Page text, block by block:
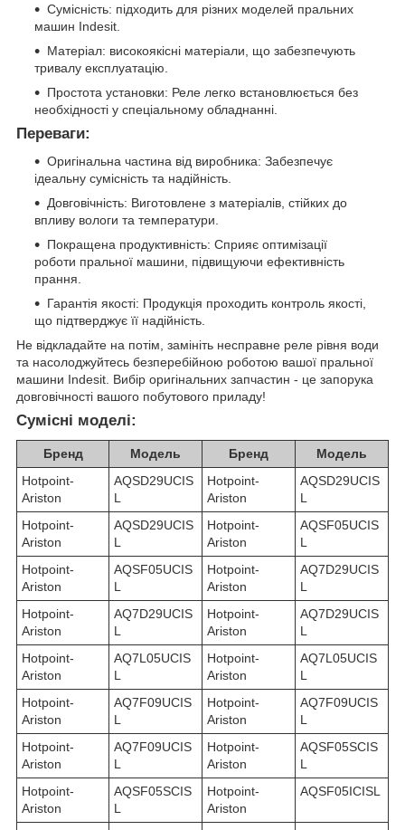
Сумісність: підходить для різних моделей пральних
машин Indesit.
Матеріал: високоякісні матеріали, що забезпечують
тривалу експлуатацію.
Простота установки: Реле легко встановлюється без
необхідності у спеціальному обладнанні.
Переваги:
Оригінальна частина від виробника: Забезпечує
ідеальну сумісність та надійність.
Довговічність: Виготовлене з матеріалів, стійких до
впливу вологи та температури.
Покращена продуктивність: Сприяє оптимізації
роботи пральної машини, підвищуючи ефективність
прання.
Гарантія якості: Продукція проходить контроль якості,
що підтверджує її надійність.
Не відкладайте на потім, замініть несправне реле рівня води
та насолоджуйтесь безперебійною роботою вашої пральної
машини Indesit. Вибір оригінальних запчастин - це запорука
довговічності вашого побутового приладу!
Сумісні моделі:
Бренд Модель Бренд
Модель
Hotpoint-
Ariston
AQSD29UCIS
L
Hotpoint-
Ariston
AQSD29UCIS
L
Hotpoint-
Ariston
AQSD29UCIS
L
Hotpoint-
Ariston
AQSF05UCIS
L
Hotpoint-
Ariston
AQSF05UCIS
L
Hotpoint-
Ariston
AQ7D29UCIS
L
Hotpoint-
Ariston
AQ7D29UCIS
L
Hotpoint-
Ariston
AQ7D29UCIS
L
Hotpoint-
Ariston
AQ7L05UCIS
L
Hotpoint-
Ariston
AQ7L05UCIS
L
Hotpoint-
Ariston
AQ7F09UCIS
L
Hotpoint-
Ariston
AQ7F09UCIS
L
Hotpoint-
Ariston
AQ7F09UCIS
L
Hotpoint-
Ariston
AQSF05SCIS
L
Hotpoint-
Ariston
AQSF05SCIS
L
Hotpoint-
Ariston
AQSF05ICISL